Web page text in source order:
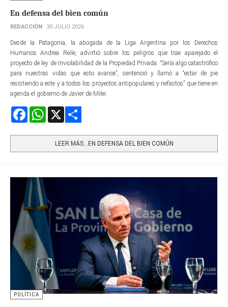
En defensa del bien común
REDACCIÓN 30 JULIO 2026
Desde la Patagonia, la abogada de la Liga Argentina por los Derechos
Humanos Andrea Reile, advirtió sobre los peligros que trae aparejado el
proyecto de ley de Inviolabilidad de la Propiedad Privada. “Sería algo catastrófico
para nuestras vidas que esto avance”, sentenció y llamó a “estar de pie
resistiendo a este y a todos los proyectos antipopulares y nefastos” que tiene en
agenda el gobierno de Javier de Milei.
FacebookWhatsApp
LEER MÁS…EN DEFENSA DEL BIEN COMÚN
POLÍTICA